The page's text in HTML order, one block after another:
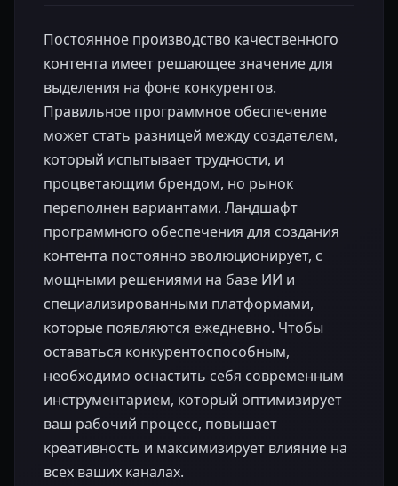
Постоянное производство качественного
контента имеет решающее значение для
выделения на фоне конкурентов.
Правильное программное обеспечение
может стать разницей между создателем,
который испытывает трудности, и
процветающим брендом, но рынок
переполнен вариантами. Ландшафт
программного обеспечения для создания
контента постоянно эволюционирует, с
мощными решениями на базе ИИ и
специализированными платформами,
которые появляются ежедневно. Чтобы
оставаться конкурентоспособным,
необходимо оснастить себя современным
инструментарием, который оптимизирует
ваш рабочий процесс, повышает
креативность и максимизирует влияние на
всех ваших каналах.